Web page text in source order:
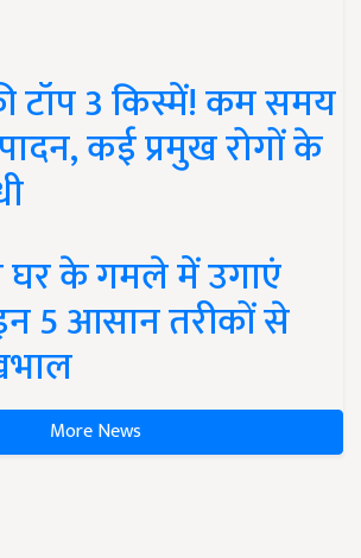
टॉप 3 किस्में! कम समय
कई प्रमुख रोगों के
के गमले में उगाएं
5 आसान तरीकों से
More News